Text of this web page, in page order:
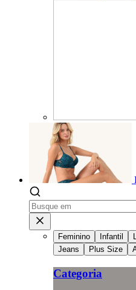
Feminino Infantil
Jeans
Plus Size
Categoria